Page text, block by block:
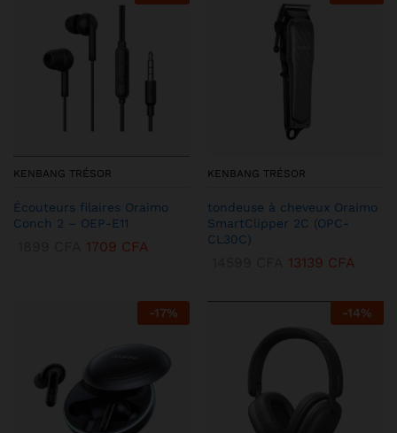
KENBANG TRÉSOR
Écouteurs filaires Oraimo
Conch 2 – OEP-E11
1709 CFA
KENBANG TRÉSOR
tondeuse à cheveux Oraimo
SmartClipper 2C (OPC-
CL30C)
13139 CFA
-17% -14%